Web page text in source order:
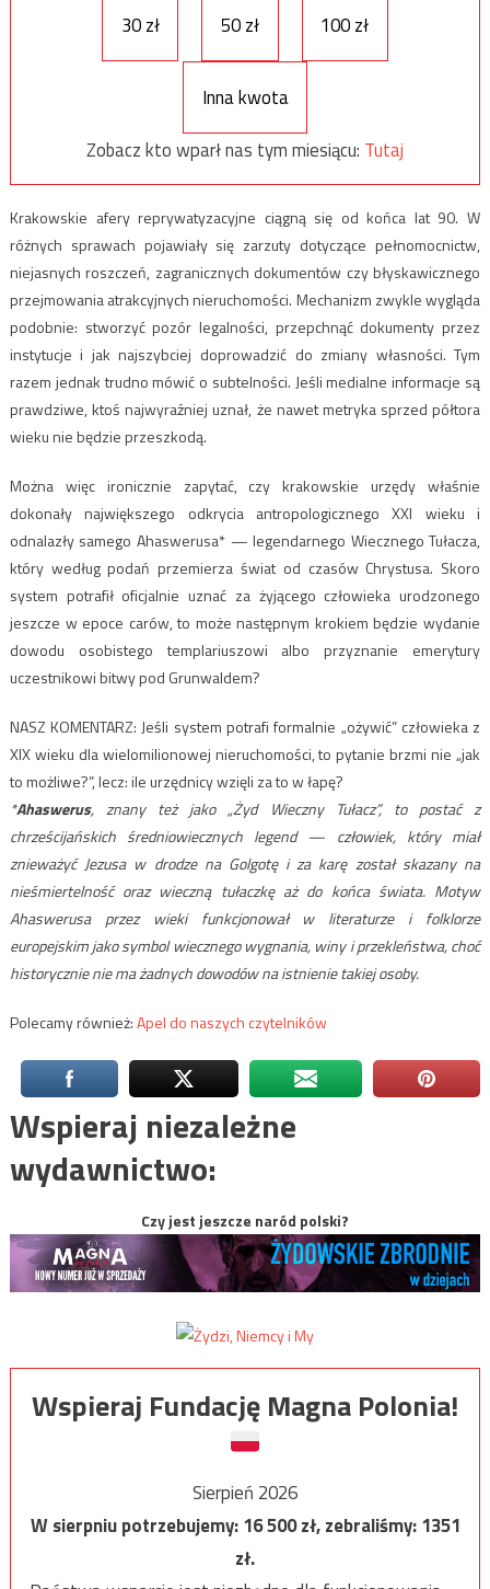
30 zł 50 zł 100 zł
Inna kwota
Zobacz kto wparł nas tym miesiącu: Tutaj
Krakowskie afery reprywatyzacyjne ciągną się od końca lat 90. W
różnych sprawach pojawiały się zarzuty dotyczące pełnomocnictw,
niejasnych roszczeń, zagranicznych dokumentów czy błyskawicznego
przejmowania atrakcyjnych nieruchomości. Mechanizm zwykle wygląda
podobnie: stworzyć pozór legalności, przepchnąć dokumenty przez
instytucje i jak najszybciej doprowadzić do zmiany własności. Tym
razem jednak trudno mówić o subtelności. Jeśli medialne informacje są
prawdziwe, ktoś najwyraźniej uznał, że nawet metryka sprzed półtora
wieku nie będzie przeszkodą.
Można więc ironicznie zapytać, czy krakowskie urzędy właśnie
dokonały największego odkrycia antropologicznego XXI wieku i
odnalazły samego Ahaswerusa*— legendarnego Wiecznego Tułacza,
który według podań przemierza świat od czasów Chrystusa. Skoro
system potrafił oficjalnie uznać za żyjącego człowieka urodzonego
jeszcze w epoce carów, to może następnym krokiem będzie wydanie
dowodu osobistego templariuszowi albo przyznanie emerytury
uczestnikowi bitwy pod Grunwaldem?
NASZ KOMENTARZ: Jeśli system potrafi formalnie „ożywić” człowieka z
XIX wieku dla wielomilionowej nieruchomości, to pytanie brzmi nie „jak
to możliwe?”, lecz: ile urzędnicy wzięli za to w łapę?
*Ahaswerus, znany też jako „Żyd Wieczny Tułacz”, to postać z
chrześcijańskich średniowiecznych legend — człowiek, który miał
znieważyć Jezusa w drodze na Golgotę i za karę został skazany na
nieśmiertelność oraz wieczną tułaczkę aż do końca świata. Motyw
Ahaswerusa przez wieki funkcjonował w literaturze i folklorze
europejskim jako symbol wiecznego wygnania, winy i przekleństwa, choć
historycznie nie ma żadnych dowodów na istnienie takiej osoby.
Polecamy również:Apel do naszych czytelników
Wspieraj niezależne
wydawnictwo:
Czy jest jeszcze naród polski?
Wspieraj Fundację Magna Polonia!
Sierpień 2026
W sierpniu potrzebujemy:16 500zł, zebraliśmy:1351
zł.